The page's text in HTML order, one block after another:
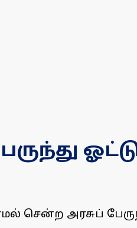
சென்ற அரசுப்